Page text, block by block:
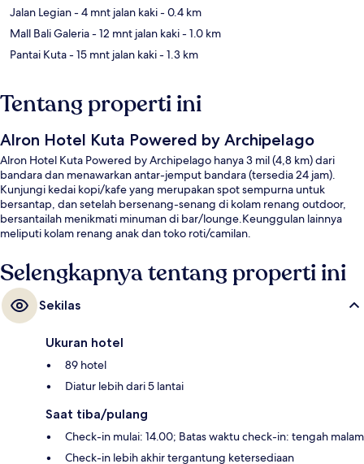
Jalan Legian- 4 mnt jalan kaki- 0.4 km
Mall Bali Galeria- 12 mnt jalan kaki- 1.0 km
Pantai Kuta- 15 mnt jalan kaki- 1.3 km
Tentang properti ini
Alron Hotel Kuta Powered by Archipelago
Alron Hotel Kuta Powered by Archipelago hanya 3 mil (4,8 km) dari
bandara dan menawarkan antar-jemput bandara (tersedia 24 jam).
Kunjungi kedai kopi/kafe yang merupakan spot sempurna untuk
bersantap, dan setelah bersenang-senang di kolam renang outdoor,
bersantailah menikmati minuman di bar/lounge.Keunggulan lainnya
meliputi kolam renang anak dan toko roti/camilan.
Selengkapnya tentang properti ini
Sekilas
Ukuran hotel
89 hotel
Diatur lebih dari 5 lantai
Saat tiba/pulang
Check-in mulai: 14.00; Batas waktu check-in: tengah malam
Check-in lebih akhir tergantung ketersediaan